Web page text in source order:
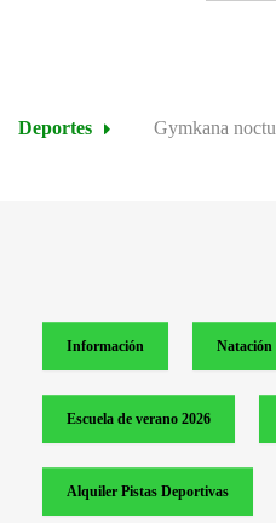
AYUNTAMIENTO
SEDE ELECTRÓNICA
Deportes Gymkana
Información Natación
Escuela de verano 2026
Alquiler Pistas Deportivas